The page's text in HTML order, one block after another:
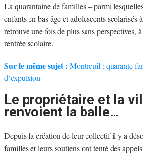
La quarantaine de familles – parmi
enfants en bas âge et adolescents scolarisés
retrouve une fois de plus sans perspectives,
rentrée scolaire.
Sur le même sujet : Montreuil : quarante
d’expulsion
Le propriétaire et la
renvoient la balle…
Depuis la création de leur collectif il y a
familles et leurs soutiens ont tenté des